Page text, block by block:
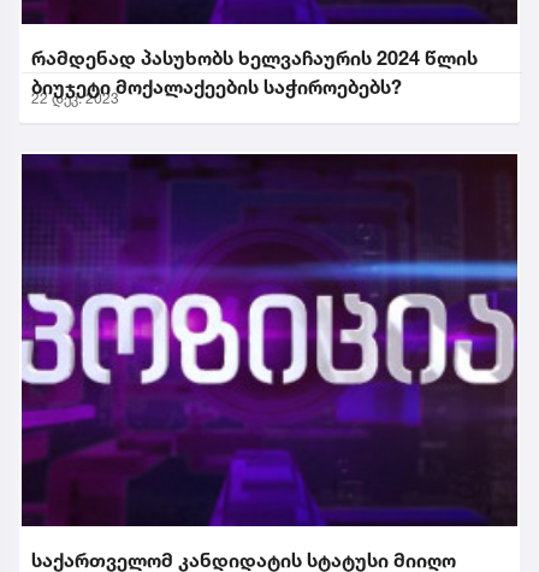
რამდენად პასუხობს ხელვაჩაურის 2024 წლის
ბიუჯეტი მოქალაქეების საჭიროებებს?
22 დეკ. 2023
საქართველომ კანდიდატის სტატუსი მიიღო